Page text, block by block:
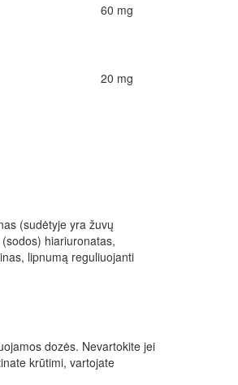
60 mg
20 mg
(sudėtyje yra žuvų
hiariuronatas,
lipnumą reguliuojanti
dozės. Nevartokite jei
krūtimi, vartojate